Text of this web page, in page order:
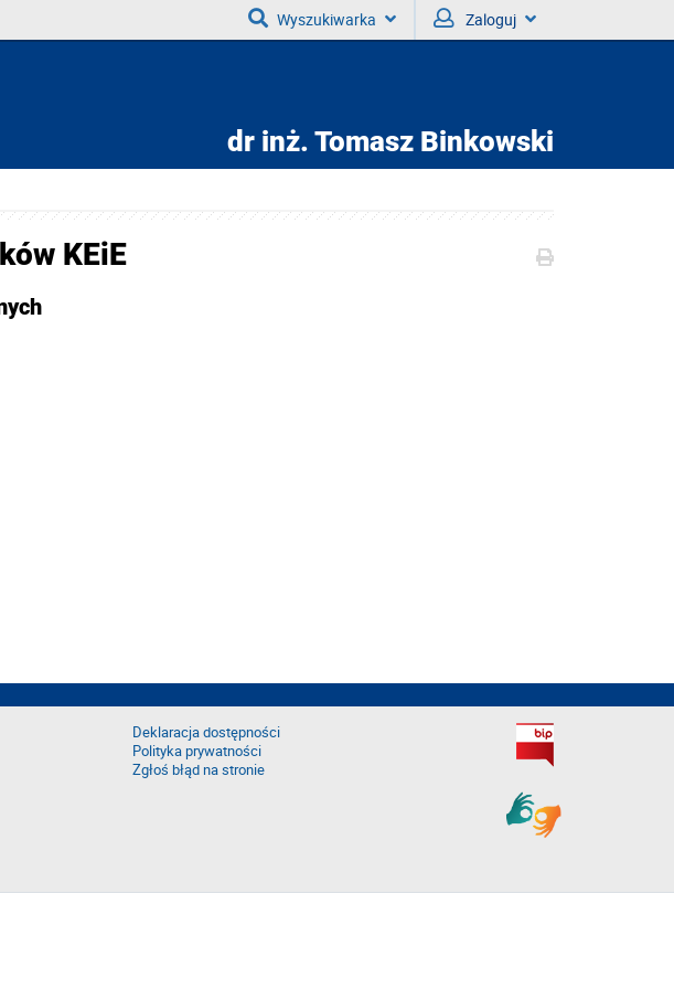
Wyszukiwarka Zaloguj
dr inż. Tomasz Binkowski
KEiE
Deklaracja dostępności
Polityka prywatności
Zgłoś błąd na stronie